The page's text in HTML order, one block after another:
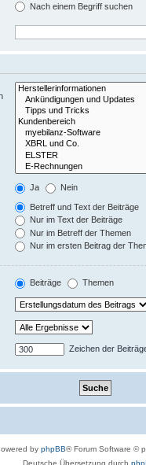
Nach einem Begriff suchen
Ja Nein
Betreff und Text der Beiträge
Nur im Text der Beiträge
Nur im Betreff der Themen
Nur im ersten Beitrag der
Beiträge Themen
Zeichen der
by phpBB® Forum Software ©
Deutsche Übersetzung durch